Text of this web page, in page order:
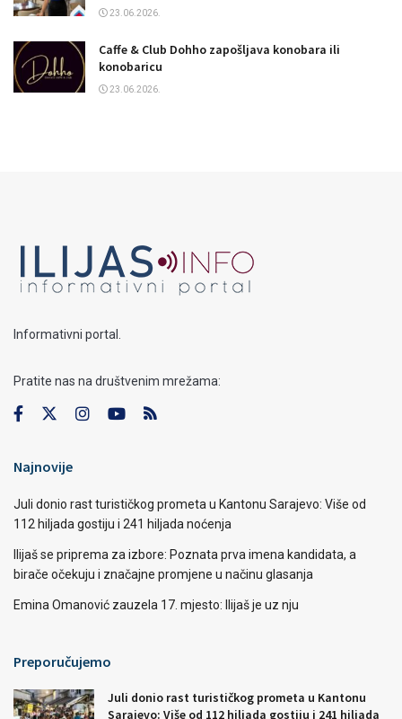
23.06.2026.
Caffe & Club Dohho zapošljava konobara ili
konobaricu
23.06.2026.
Informativni portal.
Pratite nas na društvenim mrežama:
Najnovije
Juli donio rast turističkog prometa u Kantonu Sarajevo: Više od
112 hiljada gostiju i 241 hiljada noćenja
Ilijaš se priprema za izbore: Poznata prva imena kandidata, a
birače očekuju i značajne promjene u načinu glasanja
Emina Omanović zauzela 17. mjesto: Ilijaš je uz nju
Preporučujemo
Juli donio rast turističkog prometa u Kantonu
Sarajevo: Više od 112 hiljada gostiju i 241 hiljada